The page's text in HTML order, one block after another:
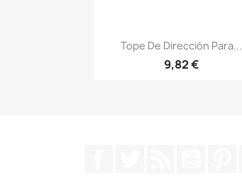
Vista rápida
Tope De Dirección Para...
9,82 €